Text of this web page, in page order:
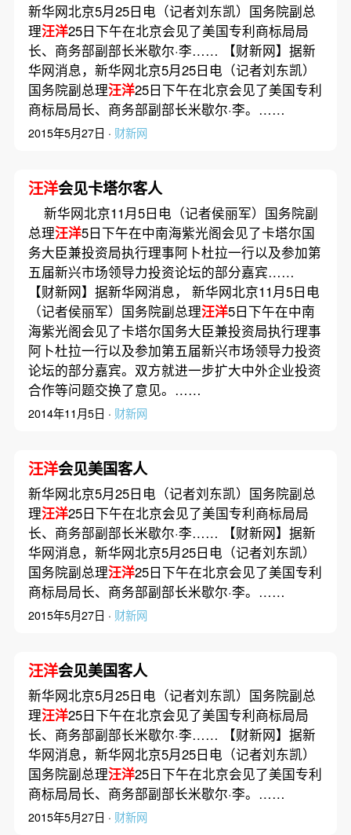
新华网北京5月25日电（记者刘东凯）国务院副总
理汪洋25日下午在北京会见了美国专利商标局局
长、商务部副部长米歇尔·李…… 【财新网】据新
华网消息，新华网北京5月25日电（记者刘东凯）
国务院副总理汪洋25日下午在北京会见了美国专利
商标局局长、商务部副部长米歇尔·李。……
2015年5月27日 · 财新网
汪洋会见卡塔尔客人
新华网北京11月5日电（记者侯丽军）国务院副
总理汪洋5日下午在中南海紫光阁会见了卡塔尔国
务大臣兼投资局执行理事阿卜杜拉一行以及参加第
五届新兴市场领导力投资论坛的部分嘉宾……
【财新网】据新华网消息， 新华网北京11月5日电
（记者侯丽军）国务院副总理汪洋5日下午在中南
海紫光阁会见了卡塔尔国务大臣兼投资局执行理事
阿卜杜拉一行以及参加第五届新兴市场领导力投资
论坛的部分嘉宾。双方就进一步扩大中外企业投资
合作等问题交换了意见。……
2014年11月5日 · 财新网
汪洋会见美国客人
新华网北京5月25日电（记者刘东凯）国务院副总
理汪洋25日下午在北京会见了美国专利商标局局
长、商务部副部长米歇尔·李…… 【财新网】据新
华网消息，新华网北京5月25日电（记者刘东凯）
国务院副总理汪洋25日下午在北京会见了美国专利
商标局局长、商务部副部长米歇尔·李。……
2015年5月27日 · 财新网
汪洋会见美国客人
新华网北京5月25日电（记者刘东凯）国务院副总
理汪洋25日下午在北京会见了美国专利商标局局
长、商务部副部长米歇尔·李…… 【财新网】据新
华网消息，新华网北京5月25日电（记者刘东凯）
国务院副总理汪洋25日下午在北京会见了美国专利
商标局局长、商务部副部长米歇尔·李。……
2015年5月27日 · 财新网